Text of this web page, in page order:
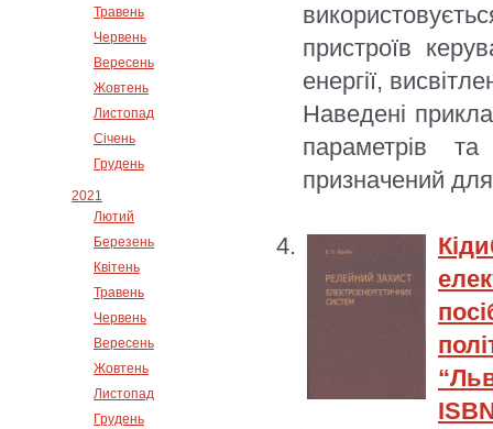
Травень
Червень
Вересень
Жовтень
Листопад
Січень
Грудень
2021
Лютий
Березень
Квітень
Травень
Червень
Вересень
Жовтень
Листопад
Грудень
пристроїв
енергії,
Наведені
параметрів
призначений